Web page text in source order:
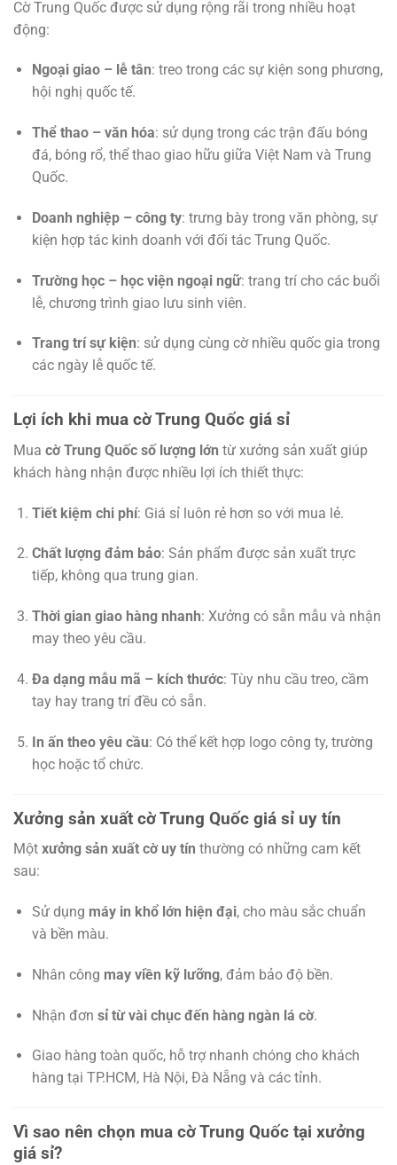
Cờ Trung Quốc được sử dụng rộng rãi trong nhiều hoạt
động:
Ngoại giao – lễ tân: treo trong các sự kiện song phương,
hội nghị quốc tế.
Thể thao – văn hóa: sử dụng trong các trận đấu bóng
đá, bóng rổ, thể thao giao hữu giữa Việt Nam và Trung
Quốc.
Doanh nghiệp – công ty: trưng bày trong văn phòng, sự
kiện hợp tác kinh doanh với đối tác Trung Quốc.
Trường học – học viện ngoại ngữ: trang trí cho các buổi
lễ, chương trình giao lưu sinh viên.
Trang trí sự kiện: sử dụng cùng cờ nhiều quốc gia trong
các ngày lễ quốc tế.
Lợi ích khi mua cờ Trung Quốc giá sỉ
Mua cờ Trung Quốc số lượng lớn từ xưởng sản xuất giúp
khách hàng nhận được nhiều lợi ích thiết thực:
Tiết kiệm chi phí: Giá sỉ luôn rẻ hơn so với mua lẻ.
Chất lượng đảm bảo: Sản phẩm được sản xuất trực
tiếp, không qua trung gian.
Thời gian giao hàng nhanh: Xưởng có sẵn mẫu và nhận
may theo yêu cầu.
Đa dạng mẫu mã – kích thước: Tùy nhu cầu treo, cầm
tay hay trang trí đều có sẵn.
In ấn theo yêu cầu: Có thể kết hợp logo công ty, trường
học hoặc tổ chức.
Xưởng sản xuất cờ Trung Quốc giá sỉ uy tín
Một xưởng sản xuất cờ uy tín thường có những cam kết
sau:
Sử dụng máy in khổ lớn hiện đại, cho màu sắc chuẩn
và bền màu.
Nhân công may viền kỹ lưỡng, đảm bảo độ bền.
Nhận đơn sỉ từ vài chục đến hàng ngàn lá cờ.
Giao hàng toàn quốc, hỗ trợ nhanh chóng cho khách
hàng tại TP.HCM, Hà Nội, Đà Nẵng và các tỉnh.
Vì sao nên chọn mua cờ Trung Quốc tại xưởng
giá sỉ?